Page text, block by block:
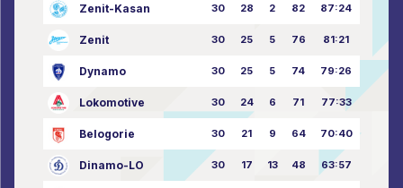
Zenit-Kasan 30 28 2 82 87:24
Zenit 30 25 5 76 81:21
Dynamo 30 25 5 74 79:26
Lokomotive 30 24 6 71 77:33
Belogorie 30 21 9 64 70:40
Dinamo-LO 30 17 13 48 63:57